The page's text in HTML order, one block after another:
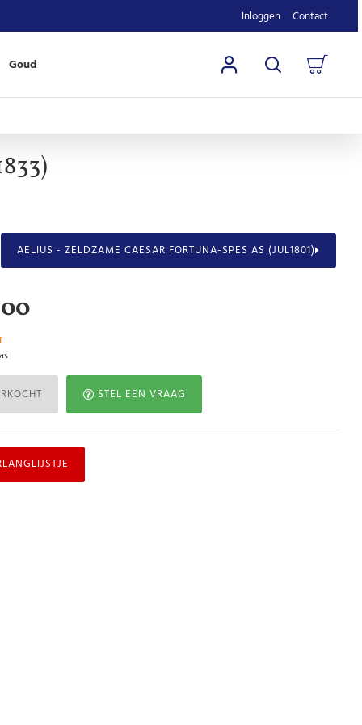
Inloggen Contact
Goud
AELIUS - ZELDZAME CAESAR FORTUNA-SPES AS (JUL1801)
STEL EEN VRAAG